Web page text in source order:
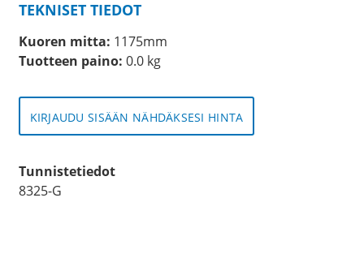
TEKNISET TIEDOT
Kuoren mitta: 1175mm
Tuotteen paino: 0.0 kg
KIRJAUDU SISÄÄN NÄHDÄKSESI HINTA
Tunnistetiedot
8325-G